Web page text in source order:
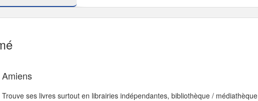
Amiens
Trouve ses livres surtout en librairies indépendantes, bibliothèque / médiathèque